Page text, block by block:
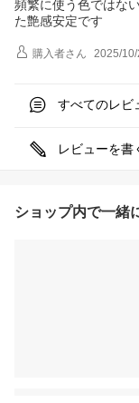
頻繁に使う色ではな
た艶感安定です
購入者さん 2025/10/
すべてのレビ
レビューを書
ショップ内で一緒